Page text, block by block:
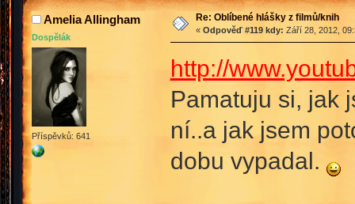
Amelia Allingham
Dospělák
Příspěvků: 641
Re: Oblíbené hlášky z filmů/knih
« Odpověď #119 kdy: Září 28, 2012,
http://
Pamatuju si, jak
ní..a jak jsem
dobu vypadal.